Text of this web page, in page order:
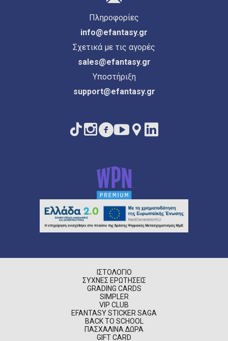
Πληροφορίες
info@efantasy.gr
Σχετικά με τις αγορές
sales@efantasy.gr
Υποστήριξη
support@efantasy.gr
ΙΣΤΟΛΌΓΙΟ
ΣΥΧΝΈΣ ΕΡΩΤΉΣΕΙΣ
GRADING CARDS
SIMPLER
VIP CLUB
EFANTASY STICKER SAGA
BACK TO SCHOOL
ΠΑΣΧΑΛΙΝΆ ΔΏΡΑ
GIFT CARD